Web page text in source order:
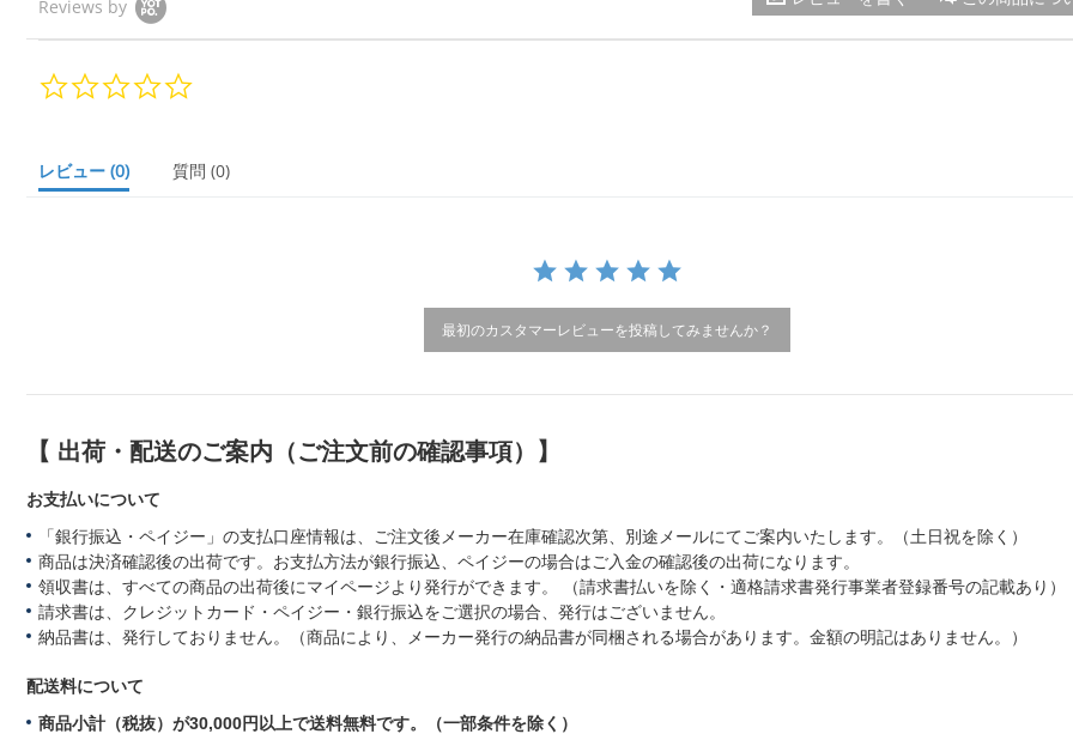
Reviews by
a
r
レビュー (0) 質問 (0)
最初のカスタマーレビューを投稿してみませんか？
【 出荷・配送のご案内（ご注文前の確認事項）】
お支払いについて
「銀行振込・ペイジー」の支払口座情報は、ご注文後メーカー在庫確認次第、別途メールにてご案内いたします。（土日祝を除く）
商品は決済確認後の出荷です。お支払方法が銀行振込、ペイジーの場合はご入金の確認後の出荷になります。
領収書は、すべての商品の出荷後にマイページより発行ができます。 （請求書払いを除く・適格請求書発行事業者登録番号の記載あり）
請求書は、クレジットカード・ペイジー・銀行振込をご選択の場合、発行はございません。
納品書は、発行しておりません。（商品により、メーカー発行の納品書が同梱される場合があります。金額の明記はありません。）
配送料について
商品小計（税抜）が30,000円以上で送料無料です。（一部条件を除く）